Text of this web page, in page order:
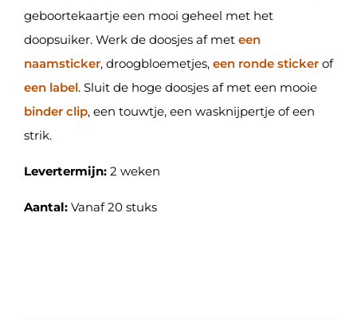
geboortekaartje een mooi geheel met het
doopsuiker. Werk de doosjes af met een
naamsticker, droogbloemetjes, een ronde sticker of
een label. Sluit de hoge doosjes af met een mooie
binder clip, een touwtje, een wasknijpertje of een
strik.
Levertermijn: 2 weken
Aantal: Vanaf 20 stuks